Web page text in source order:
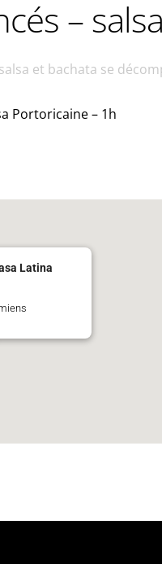
–
et bachata se
Portoricaine – 1h
Latina